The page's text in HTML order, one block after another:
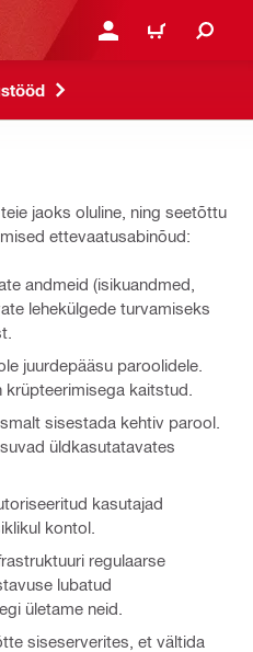
LOGI SISSE VÕI
OSTUKORV
jaoks oluline, ning seetõttu
ettevaatusabinõud:
andmeid (isikuandmed,
lehekülgede turvamiseks
juurdepääsu paroolidele.
kaitstud.
sisestada kehtiv parool.
üldkasutatavates
kasutajad
kontol.
regulaarse
lubatud
ületame neid.
siseserverites, et vältida